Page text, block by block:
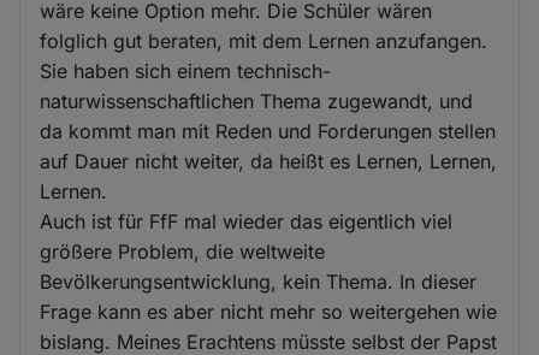
wäre keine Option mehr. Die Schüler wären
folglich gut beraten, mit dem Lernen anzufangen.
Sie haben sich einem technisch-
naturwissenschaftlichen Thema zugewandt, und
da kommt man mit Reden und Forderungen stellen
auf Dauer nicht weiter, da heißt es Lernen, Lernen,
Lernen.
Auch ist für FfF mal wieder das eigentlich viel
größere Problem, die weltweite
Bevölkerungsentwicklung, kein Thema. In dieser
Frage kann es aber nicht mehr so weitergehen wie
bislang. Meines Erachtens müsste selbst der Papst